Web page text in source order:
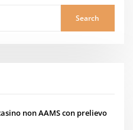
Search
non AAMS con prelievo